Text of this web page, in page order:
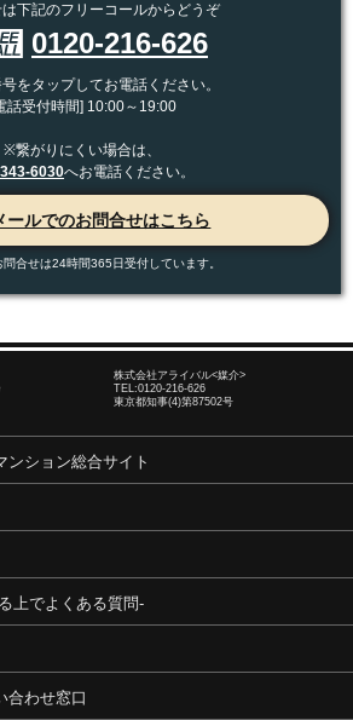
下記のフリーコールからどうぞ
0120-216-626
をタップしてお電話ください。
話受付時間] 10:00～19:00
※繋がりにくい場合は、
6030へお電話ください。
問合せは24時間365日受付しています。
株式会社アライバル<媒介>
TEL:0120-216-626
東京都知事(4)第87502号
ンション総合サイト
上でよくある質問-
合わせ窓口